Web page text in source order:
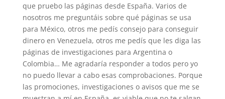
que pruebo las páginas desde España. Varios de
nosotros me preguntáis sobre qué páginas se usa
para México, otros me pedís consejo para conseguir
dinero en Venezuela, otros me pedís que les diga las
páginas de investigaciones para Argentina o
Colombia… Me agradaría responder a todos pero yo
no puedo llevar a cabo esas comprobaciones. Porque
las promociones, investigaciones o avisos que me se